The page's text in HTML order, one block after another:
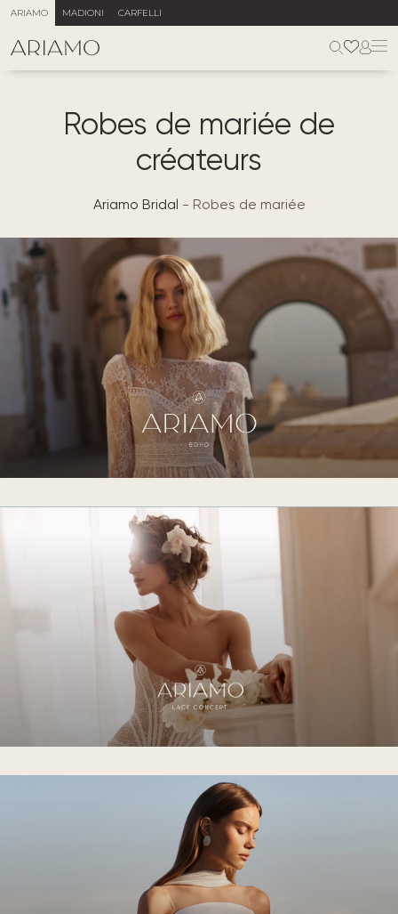
ARIAMO MADIONI CARFELLI
Robes de mariée de
créateurs
Ariamo Bridal - Robes de mariée
Ariamo
Ariamo light